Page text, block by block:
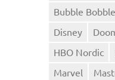
Bubble Bobble
Disney
HBO Nordic
Marvel